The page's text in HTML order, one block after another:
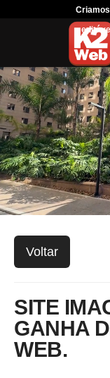
Voltar
SITE
GANHA
WEB.